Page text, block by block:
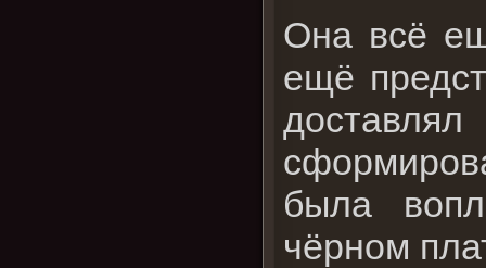
Она всё
ещё
была
чёрном